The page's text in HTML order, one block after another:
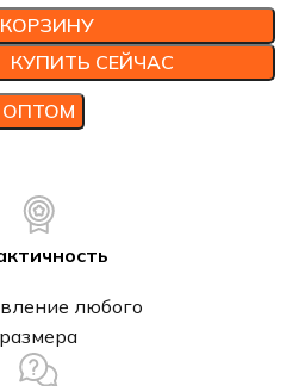
КУПИТЬ СЕЙЧАС
ОПТОМ
любого
размера